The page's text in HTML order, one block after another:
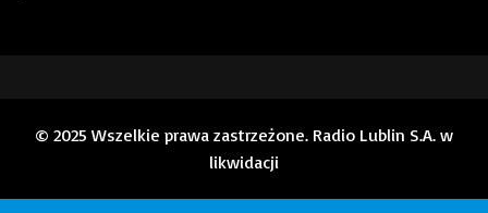
© 2025 Wszelkie prawa zastrzeżone. Radio Lublin S.A. w
likwidacji